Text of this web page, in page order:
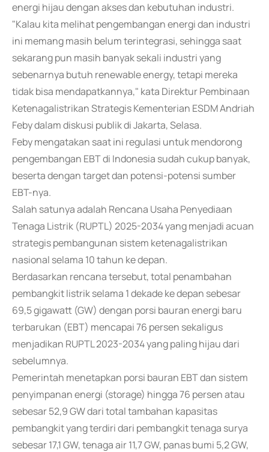
energi hijau dengan akses dan kebutuhan industri.
"Kalau kita melihat pengembangan energi dan industri
ini memang masih belum terintegrasi, sehingga saat
sekarang pun masih banyak sekali industri yang
sebenarnya butuh renewable energy, tetapi mereka
tidak bisa mendapatkannya," kata Direktur Pembinaan
Ketenagalistrikan Strategis Kementerian ESDM Andriah
Feby dalam diskusi publik di Jakarta, Selasa.
Feby mengatakan saat ini regulasi untuk mendorong
pengembangan EBT di Indonesia sudah cukup banyak,
beserta dengan target dan potensi-potensi sumber
EBT-nya.
Salah satunya adalah Rencana Usaha Penyediaan
Tenaga Listrik (RUPTL) 2025-2034 yang menjadi acuan
strategis pembangunan sistem ketenagalistrikan
nasional selama 10 tahun ke depan.
Berdasarkan rencana tersebut, total penambahan
pembangkit listrik selama 1 dekade ke depan sebesar
69,5 gigawatt (GW) dengan porsi bauran energi baru
terbarukan (EBT) mencapai 76 persen sekaligus
menjadikan RUPTL 2023-2034 yang paling hijau dari
sebelumnya.
Pemerintah menetapkan porsi bauran EBT dan sistem
penyimpanan energi (storage) hingga 76 persen atau
sebesar 52,9 GW dari total tambahan kapasitas
pembangkit yang terdiri dari pembangkit tenaga surya
sebesar 17,1 GW, tenaga air 11,7 GW, panas bumi 5,2 GW,